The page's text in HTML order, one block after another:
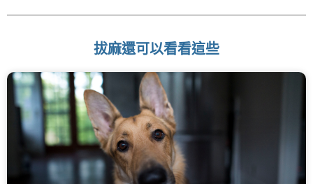
拔麻還可以看看這些
頁
面
頁
面 面